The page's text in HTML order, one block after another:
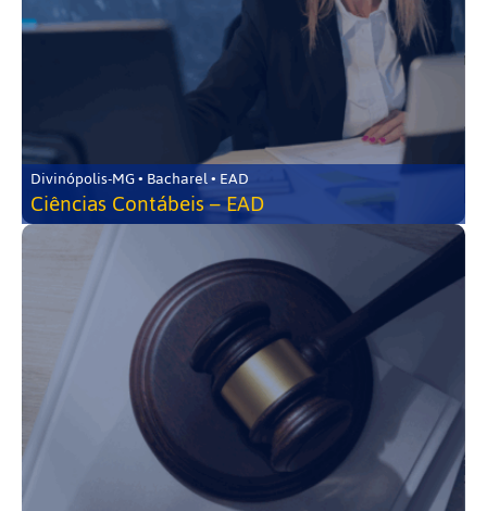
Divinópolis-MG • Bacharel • EAD
Ciências Contábeis – EAD